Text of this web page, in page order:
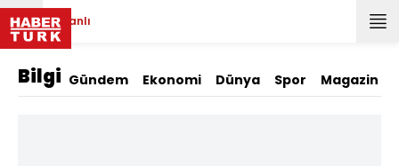
Canlı
Bilgi Gündem Ekonomi Dünya Spor Magazin